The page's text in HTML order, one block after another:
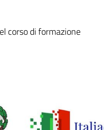
corso di formazione